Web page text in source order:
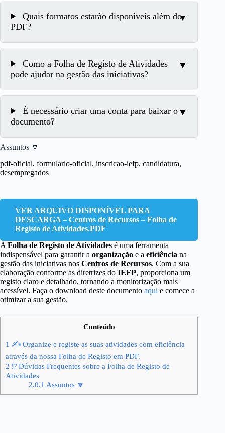
Quais formatos estarão disponíveis além do
PDF?
Como a Folha de Registo de Atividades
pode ajudar na gestão das iniciativas?
É necessário criar uma conta para baixar o
documento?
Assuntos 🔽
pdf-oficial, formulario-oficial, inscricao-iefp, candidatura,
desempregados
VER ARQUIVO DISPONÍVEL PARA
DESCARGA – Centros de Recursos – Folha de
Registo de Atividades.PDF
A Folha de Registo de Atividades é uma ferramenta
indispensável para garantir a organização e a eficiência na
gestão das iniciativas nos Centros de Recursos. Com a sua
elaboração conforme as diretrizes do IEFP, proporciona um
registo claro e detalhado, tornando a monitorização mais
acessível. Faça o download deste documento aqui e comece a
otimizar a sua gestão.
Conteúdo
1 ✍ Organize e registe as suas atividades com eficiência
através da nossa Folha de Registo em PDF.
2 ⁉ Dúvidas Frequentes sobre a Folha de Registo de
Atividades
2.0.1 Assuntos 🔽